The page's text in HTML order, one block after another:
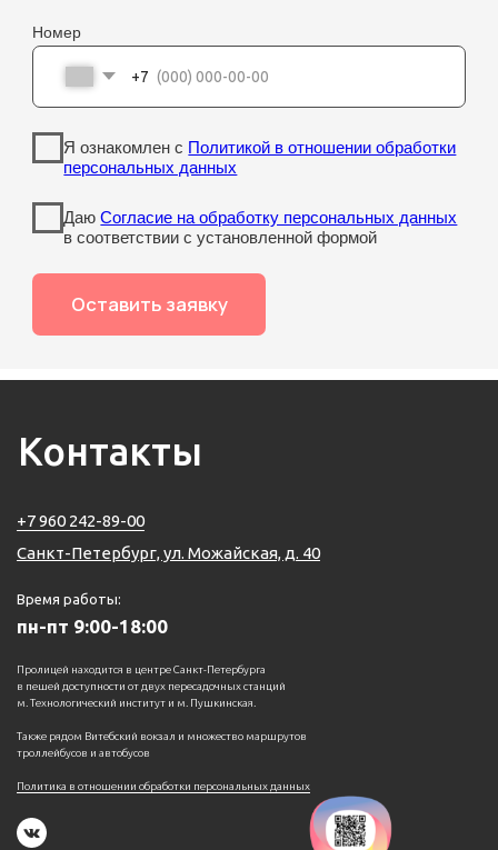
Время работы:
пн-пт 9:00-18:00
Контакты
Пролицей находится в центре Санкт-Петербурга
в пешей доступности от двух пересадочных станций
м. Технологический институт и м. Пушкинская.
Также рядом Витебский вокзал и множество маршрутов
троллейбусов и автобусов
Политика в отношении обработки персональных данных
+7 960 242-89-00
Санкт-Петербург, ул. Можайская, д. 40